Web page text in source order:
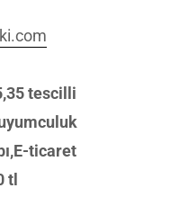
tescilli
ticaret
tl